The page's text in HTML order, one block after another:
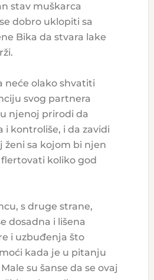
stav muškarca
dobro uklopiti sa
Bika da stvara lake
neće olako shvatiti
svog partnera
njenoj prirodi da
i kontroliše, i da zavidi
ženi sa kojom bi njen
koliko god
s druge strane,
dosadna i lišena
i uzbuđenja što
kada je u pitanju
su šanse da se ovaj